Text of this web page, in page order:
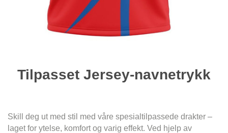
Tilpasset Jersey-navnetrykk
Skill deg ut med stil med våre spesialtilpassede drakter –
laget for ytelse, komfort og varig effekt. Ved hjelp av